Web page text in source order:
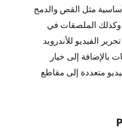
مثل القص والدمج
الملصقات في
الفيديو للأندرويد
بالإضافة إلى خيار
متعددة إلى مقاطع